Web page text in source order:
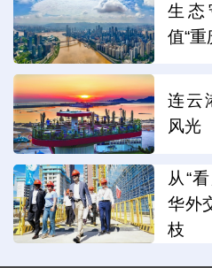
生态
值“重
连云
风光
从“
华外
枝